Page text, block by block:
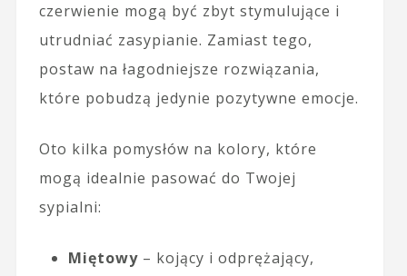
czerwienie mogą być zbyt stymulujące i
utrudniać zasypianie. Zamiast tego,
postaw na łagodniejsze rozwiązania,
które pobudzą jedynie pozytywne emocje.
Oto kilka pomysłów na kolory, które
mogą idealnie pasować do Twojej
sypialni:
Miętowy– kojący i odprężający,